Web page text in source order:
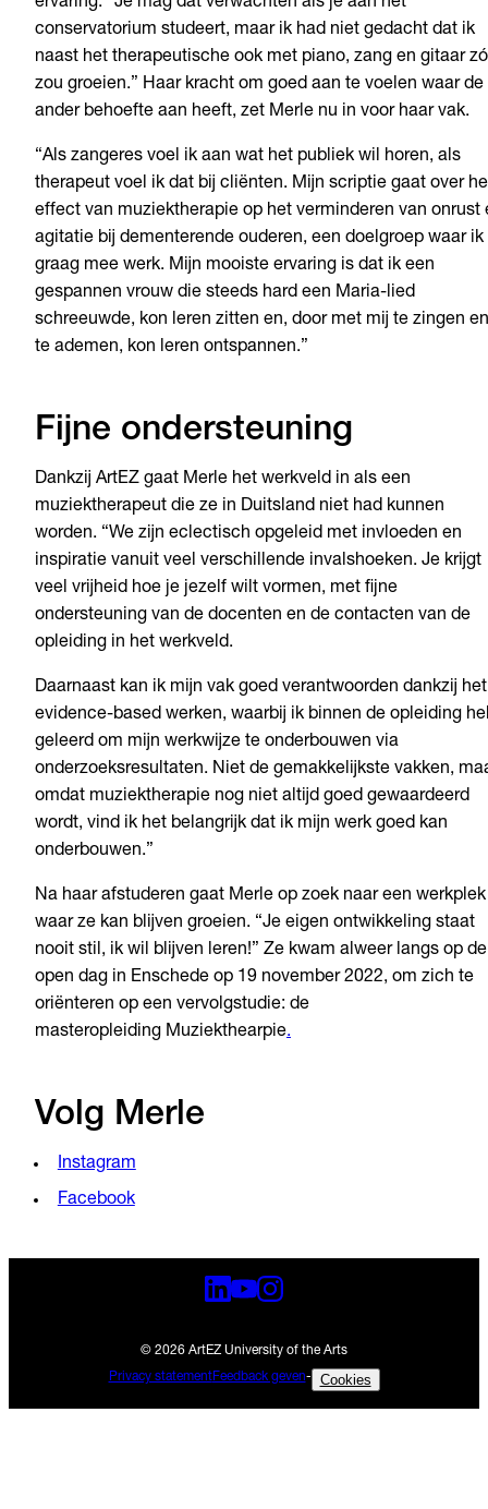
conservatorium studeert, maar ik had niet gedacht dat ik
naast het therapeutische ook met piano, zang en gitaar zó
zou groeien.” Haar kracht om goed aan te voelen waar de
ander behoefte aan heeft, zet Merle nu in voor haar vak.
“Als zangeres voel ik aan wat het publiek wil horen, als
therapeut voel ik dat bij cliënten. Mijn scriptie gaat over
effect van muziektherapie op het verminderen van onrust
agitatie bij dementerende ouderen, een doelgroep waar ik
graag mee werk. Mijn mooiste ervaring is dat ik een
gespannen vrouw die steeds hard een Maria-lied
schreeuwde, kon leren zitten en, door met mij te zingen en
te ademen, kon leren ontspannen.”
Fijne ondersteuning
Dankzij ArtEZ gaat Merle het werkveld in als een
muziektherapeut die ze in Duitsland niet had kunnen
worden. “We zijn eclectisch opgeleid met invloeden en
inspiratie vanuit veel verschillende invalshoeken. Je krijgt
veel vrijheid hoe je jezelf wilt vormen, met fijne
ondersteuning van de docenten en de contacten van de
opleiding in het werkveld.
Daarnaast kan ik mijn vak goed verantwoorden dankzij het
evidence-based werken, waarbij ik binnen de opleiding
geleerd om mijn werkwijze te onderbouwen via
onderzoeksresultaten. Niet de gemakkelijkste vakken,
omdat muziektherapie nog niet altijd goed gewaardeerd
wordt, vind ik het belangrijk dat ik mijn werk goed kan
onderbouwen.”
Na haar afstuderen gaat Merle op zoek naar een werkplek
waar ze kan blijven groeien. “Je eigen ontwikkeling staat
nooit stil, ik wil blijven leren!” Ze kwam alweer langs op de
open dag in Enschede op 19 november 2022, om zich te
oriënteren op een vervolgstudie: de
masteropleiding Muziekthearpie.
Volg Merle
Instagram
Facebook
© 2026 ArtEZ University of the Arts
Privacy statementFeedback geven- Cookies